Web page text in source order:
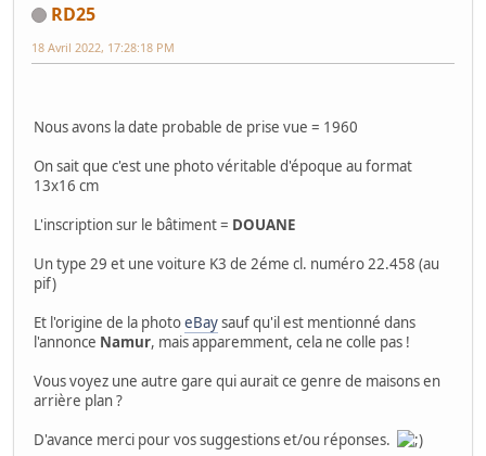
RD25
18 Avril 2022, 17:28:18 PM
Nous avons la date probable de prise vue = 1960
On sait que c'est une photo véritable d'époque au format
13x16 cm
L'inscription sur le bâtiment = DOUANE
Un type 29 et une voiture K3 de 2éme cl. numéro 22.458 (au
pif)
Et l'origine de la photoeBaysauf qu'il est mentionné dans
l'annonce Namur, mais apparemment, cela ne colle pas !
Vous voyez une autre gare qui aurait ce genre de maisons en
arrière plan ?
D'avance merci pour vos suggestions et/ou réponses.